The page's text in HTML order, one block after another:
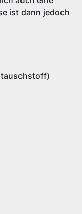
ist dann jedoch